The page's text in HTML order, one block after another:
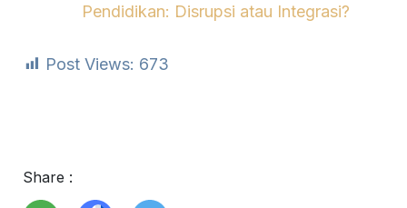
Pendidikan: Disrupsi atau Integrasi?
Post Views: 673
Share :